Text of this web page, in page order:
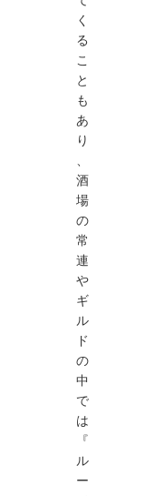
く
る
こ
と
も
あ
り
、
酒
場
の
常
連
や
ギ
ル
ド
の
中
で
は
『
ル
ー